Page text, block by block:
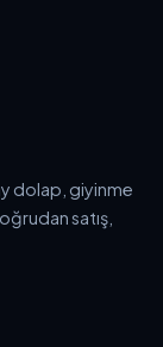
dolap, giyinme
satış,